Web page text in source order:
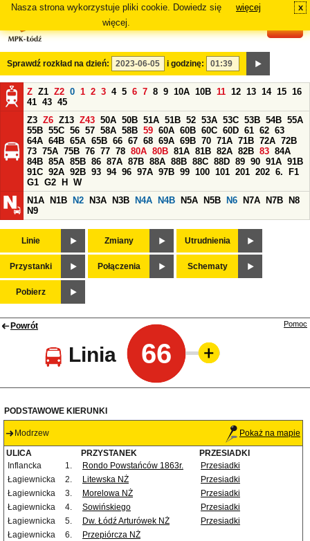
Nasza strona wykorzystuje pliki cookie. Dowiedz się
więcej.
więcej x
Sprawdź rozkład na dzień: i godzinę:
Z Z1 Z2 0 1 2 3 4 5 6 7 8 9 10A 10B 11 12 13 14 15 16
41 43 45
Z3 Z6 Z13 Z43 50A 50B 51A 51B 52 53A 53C 53B 54B 55A
55B 55C 56 57 58A 58B 59 60A 60B 60C 60D 61 62 63
64A 64B 65A 65B 66 67 68 69A 69B 70 71A 71B 72A 72B
73 75A 75B 76 77 78 80A 80B 81A 81B 82A 82B 83 84A
84B 85A 85B 86 87A 87B 88A 88B 88C 88D 89 90 91A 91B
91C 92A 92B 93 94 96 97A 97B 99 100 101 201 202 6.
F1
G1 G2 H
W
N1A
N1B N2 N3A N3B N4A N4B N5A N5B N6 N7A N7B
N8
N9
Linie Zmiany Utrudnienia
Przystanki Połączenia Schematy
Pobierz
Powrót
Linia 66
Pomoc
PODSTAWOWE KIERUNKI
Modrzew Pokaż na mapie
ULICA PRZYSTANEK
PRZESIADKI
Inflancka
1. Rondo Powstańców 1863r.
Przesiadki
Łagiewnicka
2. Litewska NŻ
Przesiadki
Łagiewnicka
3. Morelowa NŻ
Przesiadki
Łagiewnicka
4. Sowińskiego
Przesiadki
Łagiewnicka
5. Dw. Łódź Arturówek NŻ
Przesiadki
Łagiewnicka
6.
Przepiórcza NŻ